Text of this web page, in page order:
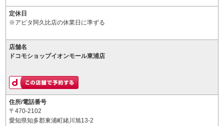
定休日
※アピタ阿久比店の休業日に準ずる
店舗名
ドコモショップイオンモール東浦店
住所/電話番号
〒470-2102
愛知県知多郡東浦町緒川旭13-2